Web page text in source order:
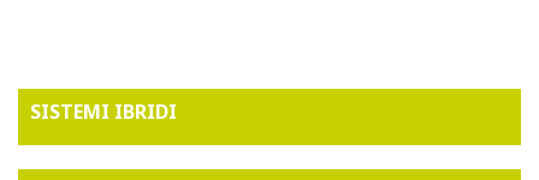
SISTEMI IBRIDI